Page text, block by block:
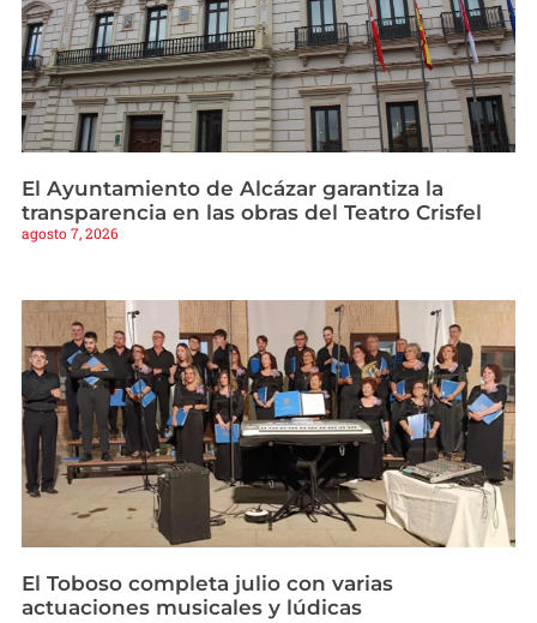
El Ayuntamiento de Alcázar garantiza la
transparencia en las obras del Teatro Crisfel
agosto 7, 2026
El Toboso completa julio con varias
actuaciones musicales y lúdicas